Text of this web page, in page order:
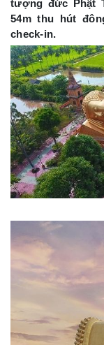
tượng đức Phật
54m thu hút
check-in.